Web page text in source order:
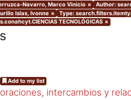
Navarro, Marco Vinicio × Author:
Islas, Ivonne × Type:
TECNOLÓGICAS ×
Add to my list
intercambios y